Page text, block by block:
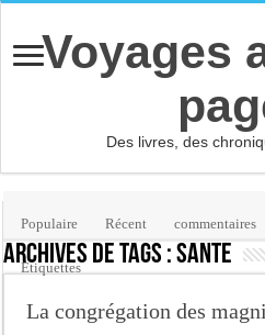
Voyages
Des livres, des
Archives de tags :santé
La congrégation des
Populaire Récent commentaires
Etiquettes